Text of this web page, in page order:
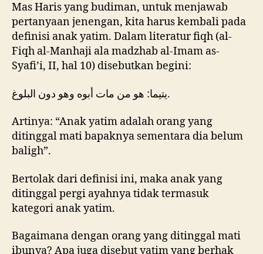
Mas Haris yang budiman, untuk menjawab
pertanyaan jenengan, kita harus kembali pada
definisi anak yatim. Dalam literatur fiqh (al-
Fiqh al-Manhaji ala madzhab al-Imam as-
Syafi’i, II, hal 10) disebutkan begini:
يتيما: هو من مات أبوه وهو دون البلوغ.
Artinya: “Anak yatim adalah orang yang
ditinggal mati bapaknya sementara dia belum
baligh”.
Bertolak dari definisi ini, maka anak yang
ditinggal pergi ayahnya tidak termasuk
kategori anak yatim.
Bagaimana dengan orang yang ditinggal mati
ibunya? Apa juga disebut yatim yang berhak